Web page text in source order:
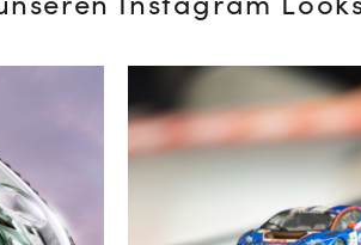
Instagram